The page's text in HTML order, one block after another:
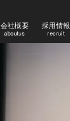
会社概要
aboutus
採用情報
recruit